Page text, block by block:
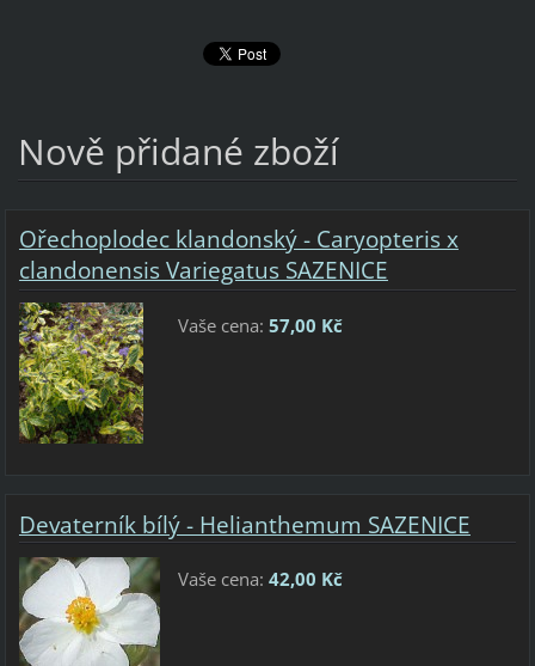
Nově přidané zboží
Ořechoplodec klandonský - Caryopteris x
clandonensis Variegatus SAZENICE
Vaše cena: 57,00 Kč
Devaterník bílý - Helianthemum SAZENICE
Vaše cena: 42,00 Kč